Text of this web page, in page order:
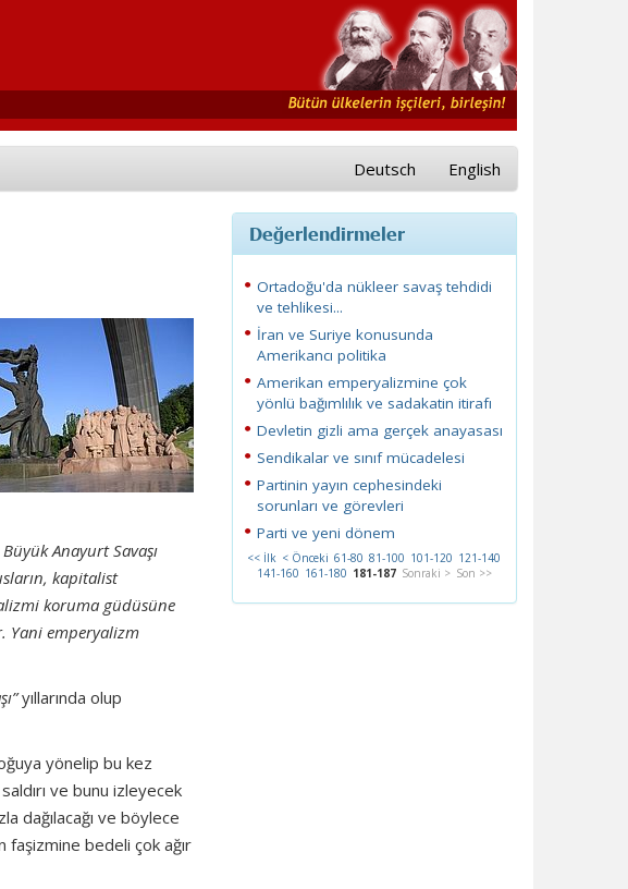
Deutsch English
Anayurt Savaşı
kapitalist
koruma güdüsüne
Yani emperyalizm
”yıllarında olup
yönelip bu kez
ve bunu izleyecek
dağılacağı ve böylece
bedeli çok ağır
Değerlendirmeler
Ortadoğu'da nükleer savaş tehdidi
ve tehlikesi...
İran ve Suriye konusunda
Amerikancı politika
Amerikan emperyalizmine çok
yönlü bağımlılık ve sadakatin itirafı
Devletin gizli ama gerçek anayasası
Sendikalar ve sınıf mücadelesi
Partinin yayın cephesindeki
sorunları ve görevleri
Parti ve yeni dönem
<< İlk < Önceki 61-80 81-100 101-120 121-140
141-160 161-180 181-187 Sonraki > Son >>